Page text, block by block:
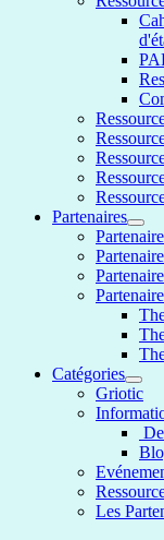
Partenaires
Catégories
Griotic
Les